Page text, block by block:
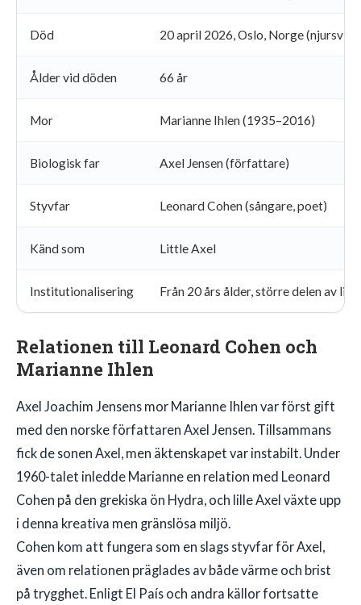
Död 20 april 2026, Oslo, Norge (njursvikt)
Ålder vid döden 66 år
Mor Marianne Ihlen (1935–2016)
Biologisk far Axel Jensen (författare)
Styvfar Leonard Cohen (sångare, poet)
Känd som Little Axel
Institutionalisering Från 20 års ålder, större delen av
Relationen till Leonard Cohen och
Marianne Ihlen
Axel Joachim Jensens mor Marianne Ihlen var först gift
med den norske författaren Axel Jensen. Tillsammans
fick de sonen Axel, men äktenskapet var instabilt. Under
1960-talet inledde Marianne en relation med Leonard
Cohen på den grekiska ön Hydra, och lille Axel växte upp
i denna kreativa men gränslösa miljö.
Cohen kom att fungera som en slags styvfar för Axel,
även om relationen präglades av både värme och brist
på trygghet. Enligt El País och andra källor fortsatte